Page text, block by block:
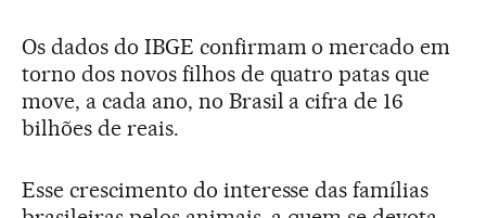
Os dados do IBGE confirmam o mercado em
torno dos novos filhos de quatro patas que
move, a cada ano, no Brasil a cifra de 16
bilhões de reais.
Esse crescimento do interesse das famílias